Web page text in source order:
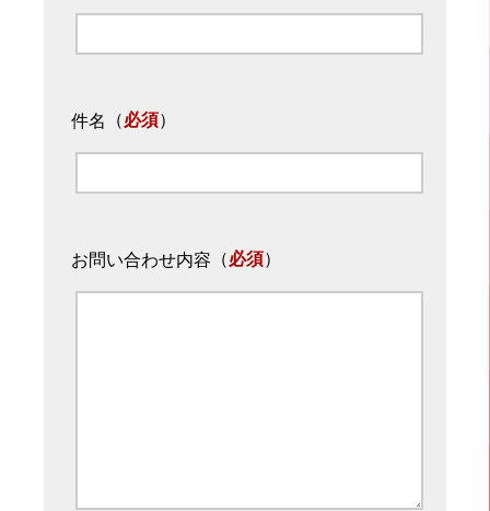
件名 （必須）
お問い合わせ内容 （必須）